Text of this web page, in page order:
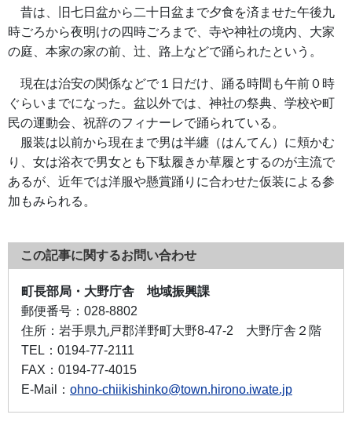
昔は、旧七日盆から二十日盆まで夕食を済ませた午後九
時ごろから夜明けの四時ごろまで、寺や神社の境内、大家
の庭、本家の家の前、辻、路上などで踊られたという。
現在は治安の関係などで１日だけ、踊る時間も午前０時
ぐらいまでになった。盆以外では、神社の祭典、学校や町
民の運動会、祝辞のフィナーレで踊られている。
服装は以前から現在まで男は半纏（はんてん）に頬かむ
り、女は浴衣で男女とも下駄履きか草履とするのが主流で
あるが、近年では洋服や懸賞踊りに合わせた仮装による参
加もみられる。
この記事に関するお問い合わせ
町長部局・大野庁舎 地域振興課
郵便番号： 028-8802
住所： 岩手県九戸郡洋野町大野8-47-2 大野庁舎２階
TEL： 0194-77-2111
FAX： 0194-77-4015
E-Mail： ohno-chiikishinko@town.hirono.iwate.jp